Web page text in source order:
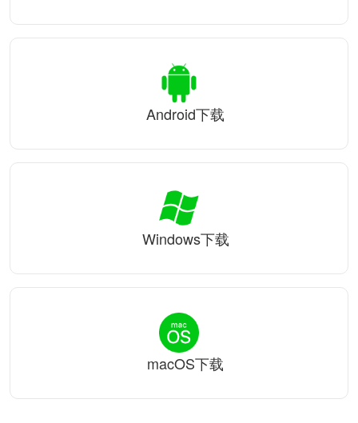
Android下载
Windows下载
macOS下载